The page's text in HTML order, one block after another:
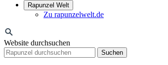
Rapunzel Welt
Zu rapunzelwelt.de
Website durchsuchen
Suchen